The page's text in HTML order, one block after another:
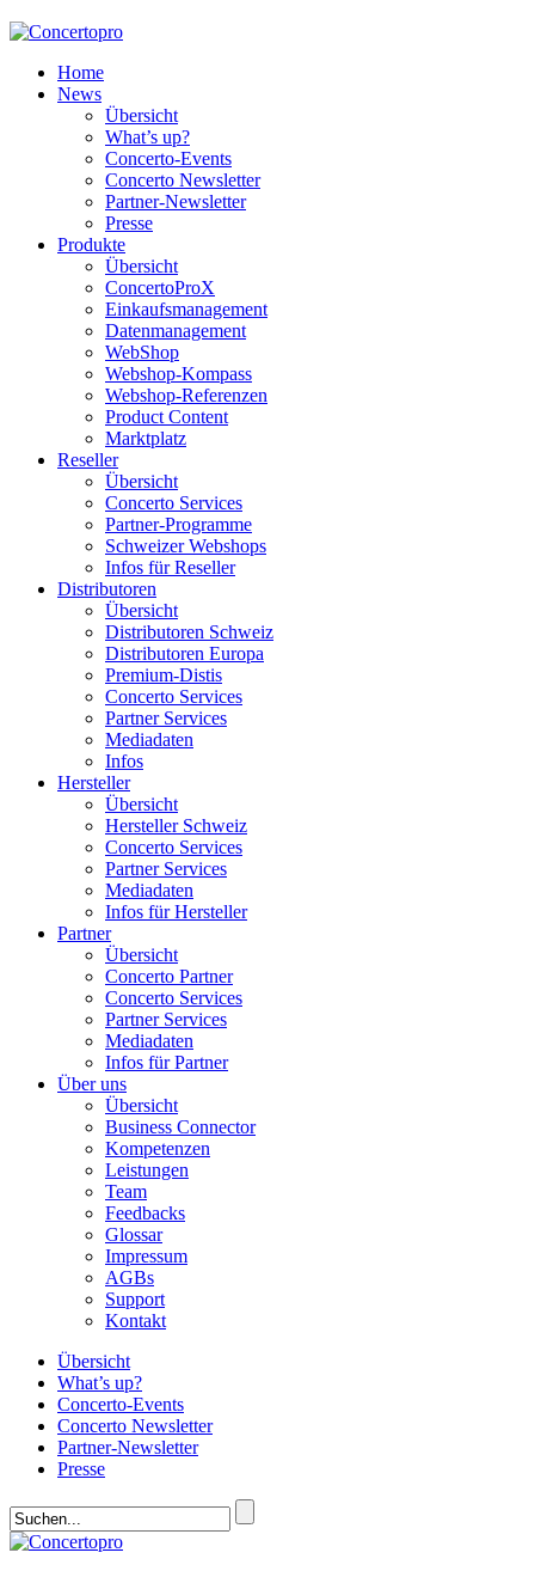
Home
News
Übersicht
What’s up?
Concerto-Events
Concerto Newsletter
Partner-Newsletter
Presse
Produkte
Übersicht
ConcertoProX
Einkaufsmanagement
Datenmanagement
WebShop
Webshop-Kompass
Webshop-Referenzen
Product Content
Marktplatz
Reseller
Übersicht
Concerto Services
Partner-Programme
Schweizer Webshops
Infos für Reseller
Distributoren
Übersicht
Distributoren Schweiz
Distributoren Europa
Premium-Distis
Concerto Services
Partner Services
Mediadaten
Infos
Hersteller
Übersicht
Hersteller Schweiz
Concerto Services
Partner Services
Mediadaten
Infos für Hersteller
Partner
Übersicht
Concerto Partner
Concerto Services
Partner Services
Mediadaten
Infos für Partner
Über uns
Übersicht
Business Connector
Kompetenzen
Leistungen
Team
Feedbacks
Glossar
Impressum
AGBs
Support
Kontakt
Übersicht
What’s up?
Concerto-Events
Concerto Newsletter
Partner-Newsletter
Presse